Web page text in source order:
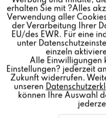
Trends in diesem Bereich
Auch wir sind mit dabei
innovativen Produkte.
Gemeinsam mit unserem
finden Sie uns anStand
Besuchen Sie uns auf der
Service
erhalten Sie mit ?Alles
Verwendung aller
der Verarbeitung Ihrer
EU/des EWR. Für eine
unter
einzeln
Alle Einwilligungen
Einstellungen? jederzeit
Zukunft widerrufen.
unseren
können Ihre Auswahl